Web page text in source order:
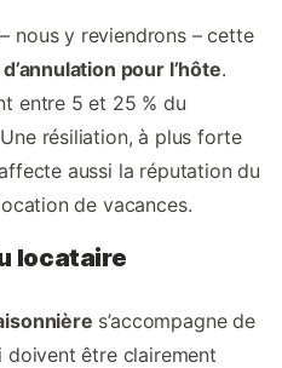
nous y reviendrons – cette
pour l’hôte.
entre 5 et 25 % du
résiliation, à plus forte
aussi la réputation du
de vacances.
locataire
s’accompagne de
doivent être clairement